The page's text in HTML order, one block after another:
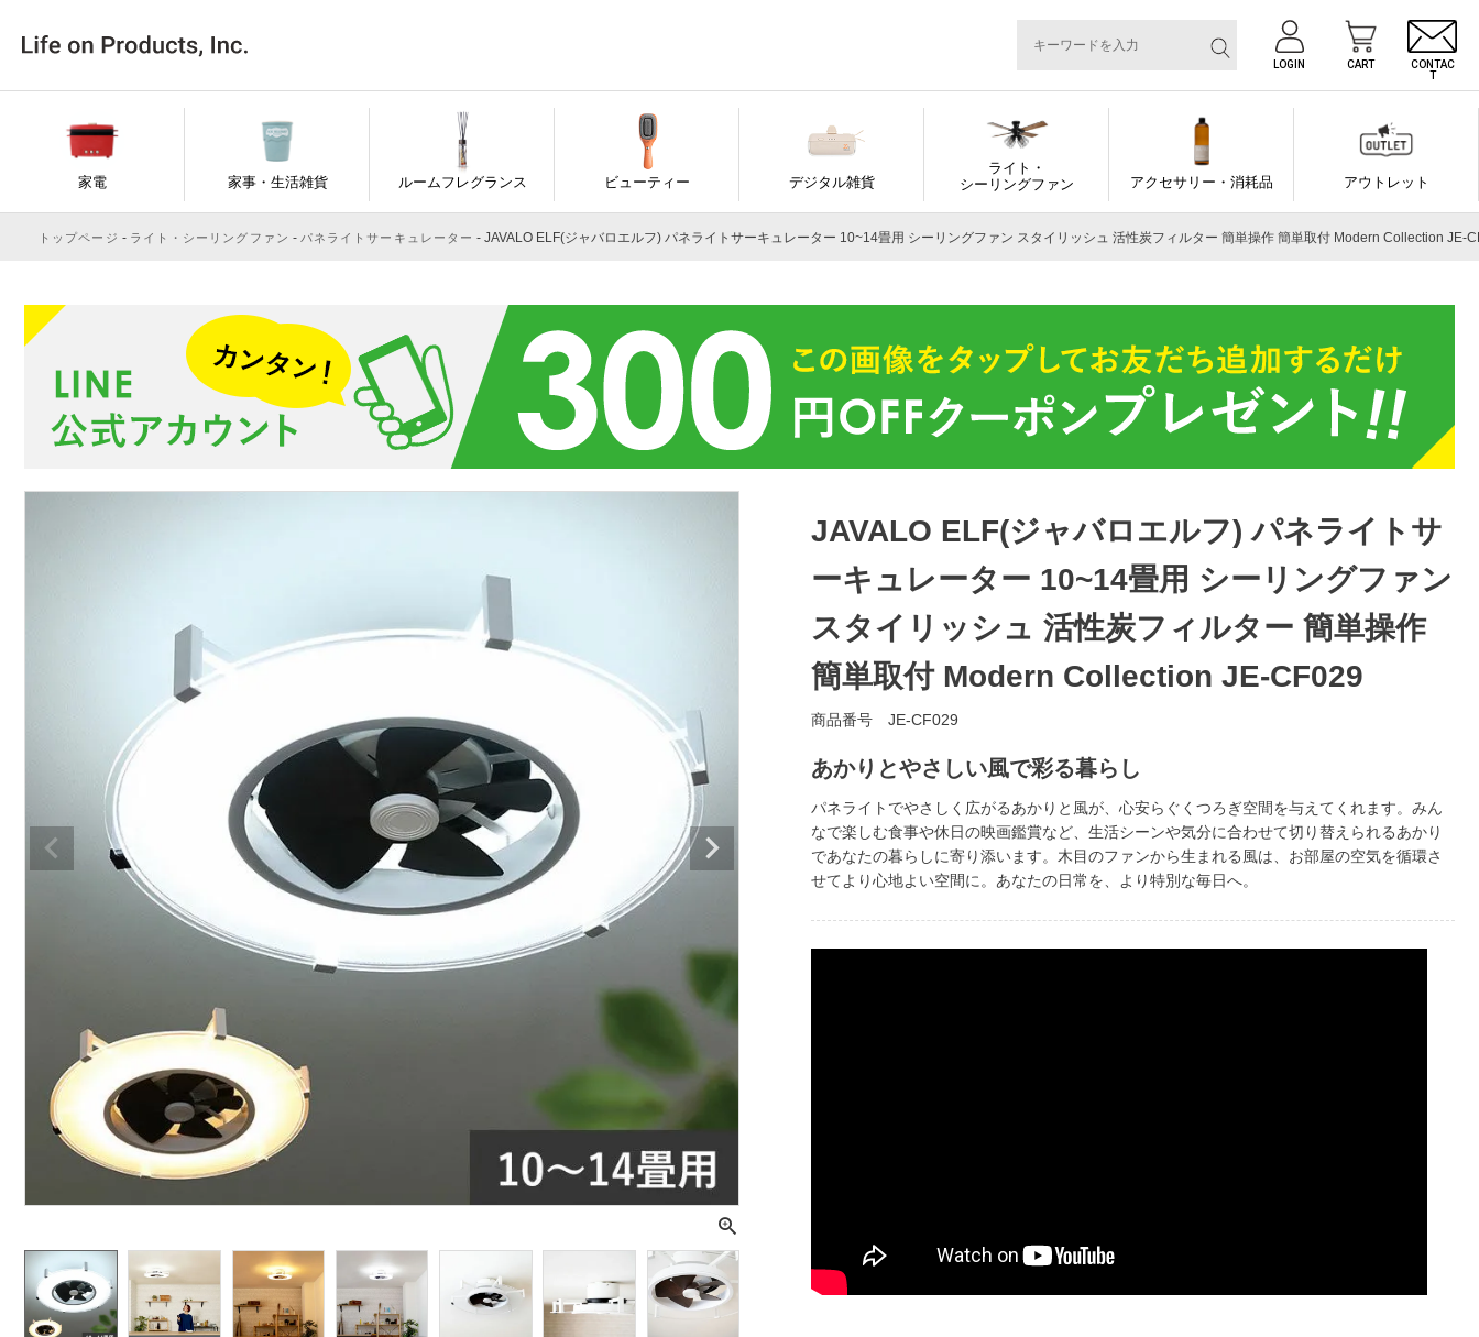
LOGIN CART
CONTAC
T
家電 家事・生活雑貨 ルームフレグランス ビューティー デジタル雑貨
ライト・
シーリングファン
アクセサリー・消耗品 アウトレット
トップページ ライト・シーリングファン パネライトサーキュレーター JAVALO ELF(ジャバロエルフ) パネライトサーキュレーター 10~14畳用 シーリングファン スタイリッシュ 活性炭フィルター 簡単操作 簡単取付 Modern Collection JE-
JAVALO ELF(ジャバロエルフ) パネライトサ
ーキュレーター 10~14畳用 シーリングファン
スタイリッシュ 活性炭フィルター 簡単操作
簡単取付 Modern Collection JE-CF029
商品番号 JE-CF029
あかりとやさしい風で彩る暮らし
パネライトでやさしく広がるあかりと風が、心安らぐくつろぎ空間を与えてくれます。みん
なで楽しむ食事や休日の映画鑑賞など、生活シーンや気分に合わせて切り替えられるあかり
であなたの暮らしに寄り添います。木目のファンから生まれる風は、お部屋の空気を循環さ
せてより心地よい空間に。あなたの日常を、より特別な毎日へ。